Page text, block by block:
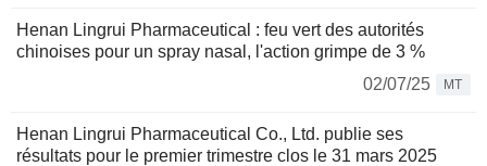
Henan Lingrui Pharmaceutical : feu vert des autorités
chinoises pour un spray nasal, l'action grimpe de 3 %
02/07/25
MT
Henan Lingrui Pharmaceutical Co., Ltd. publie ses
résultats pour le premier trimestre clos le 31 mars 2025